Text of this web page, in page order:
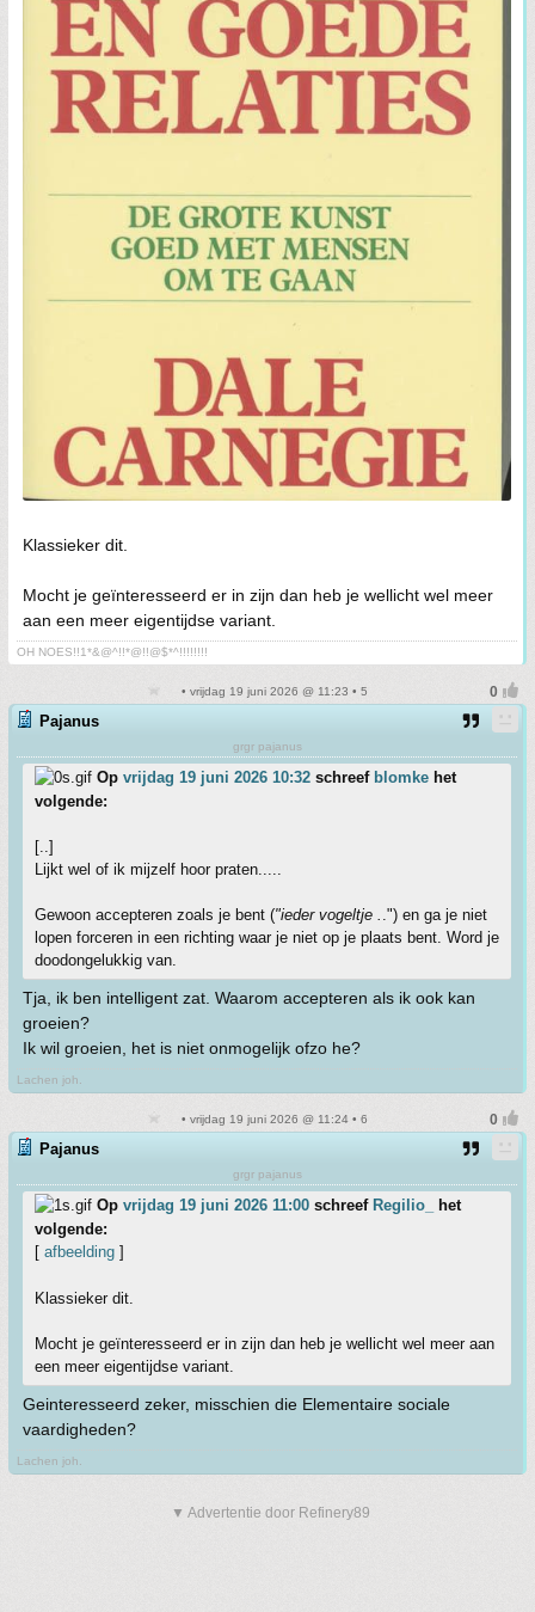
Klassieker dit.
Mocht je geïnteresseerd er in zijn dan heb je wellicht wel meer
aan een meer eigentijdse variant.
OH NOES!!1*&@^!!*@!!@$*^!!!!!!!!
• vrijdag 19 juni 2026 @ 11:23 • 5
Pajanus
grgr pajanus
Op vrijdag 19 juni 2026 10:32 schreef blomke het
volgende:
[..]
Lijkt wel of ik mijzelf hoor praten.....
Gewoon accepteren zoals je bent ("ieder vogeltje .
.") en ga je niet
lopen forceren in een richting waar je niet op je plaats bent. Word je
doodongelukkig van.
Tja, ik ben intelligent zat. Waarom accepteren als ik ook kan
groeien?
Ik wil groeien, het is niet onmogelijk ofzo he?
Lachen joh.
• vrijdag 19 juni 2026 @ 11:24 • 6
Pajanus
grgr pajanus
Op vrijdag 19 juni 2026 11:00 schreef Regilio_
het
volgende:
[ afbeelding ]
Klassieker dit.
Mocht je geïnteresseerd er in zijn dan heb je wellicht wel meer aan
een meer eigentijdse variant.
Geinteresseerd zeker, misschien die Elementaire sociale
vaardigheden?
Lachen joh.
▼ Advertentie door Refinery89